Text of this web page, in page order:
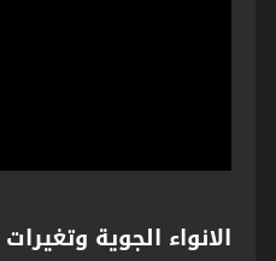
الانواء الجوية وتغيرات الطقس مع